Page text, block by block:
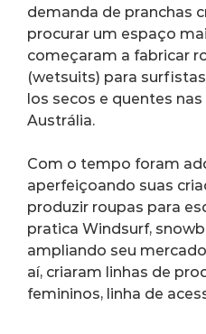
demanda de pranchas
procurar um espaço
começaram a fabricar
(wetsuits) para
los secos e quentes
Austrália.
Com o tempo foram
aperfeiçoando suas
produzir roupas para
pratica Windsurf,
ampliando seu
aí, criaram linhas de
femininos, linha de